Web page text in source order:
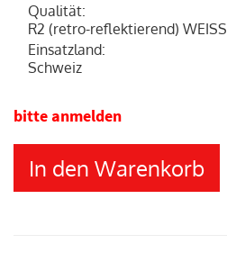
Qualität:
R2 (retro-reflektierend) WEISS
Einsatzland:
Schweiz
bitte anmelden
In den Warenkorb